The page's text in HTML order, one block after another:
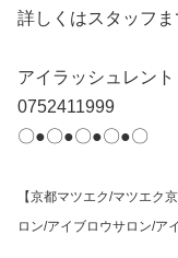
詳しくはスタッフま
アイラッシュレント
0752411999
〇●〇●〇●〇●〇
【京都マツエク/マツエク
ロン/アイブロウサロン/ア